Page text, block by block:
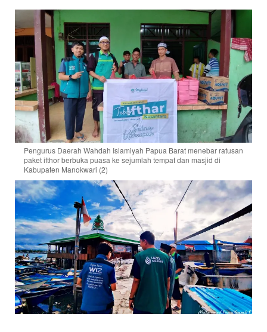
Pengurus Daerah Wahdah Islamiyah Papua Barat menebar ratusan
paket ifthor berbuka puasa ke sejumlah tempat dan masjid di
Kabupaten Manokwari (2)